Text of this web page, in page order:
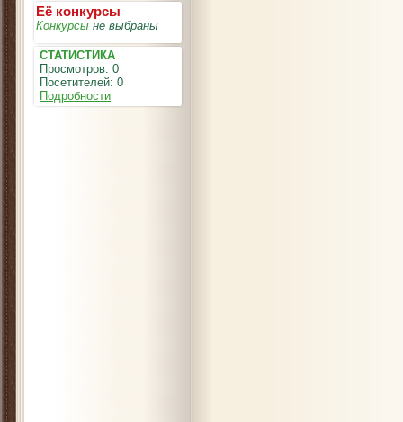
Её конкурсы
Конкурсы не выбраны
СТАТИСТИКА
Просмотров: 0
Посетителей: 0
Подробности